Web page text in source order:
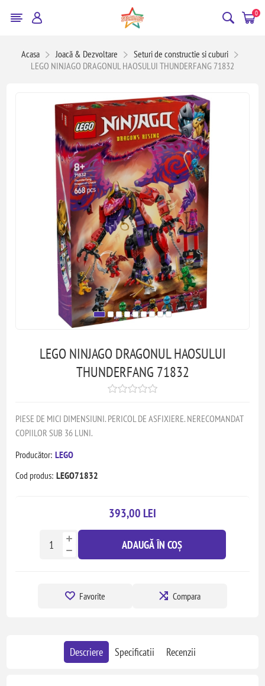
0
Acasa Joacă & Dezvoltare
Seturi de constructie si cuburi
LEGO NINJAGO DRAGONUL HAOSULUI THUNDERFANG 71832
LEGO NINJAGO DRAGONUL HAOSULUI
THUNDERFANG 71832
PIESE DE MICI DIMENSIUNI. PERICOL DE ASFIXIERE. NERECOMANDAT
COPIILOR SUB 36 LUNI.
Producător: LEGO
Cod produs: LEGO71832
393,00 LEI
ADAUGĂ ÎN COȘ
Favorite Compara
Descriere Specificatii Recenzii